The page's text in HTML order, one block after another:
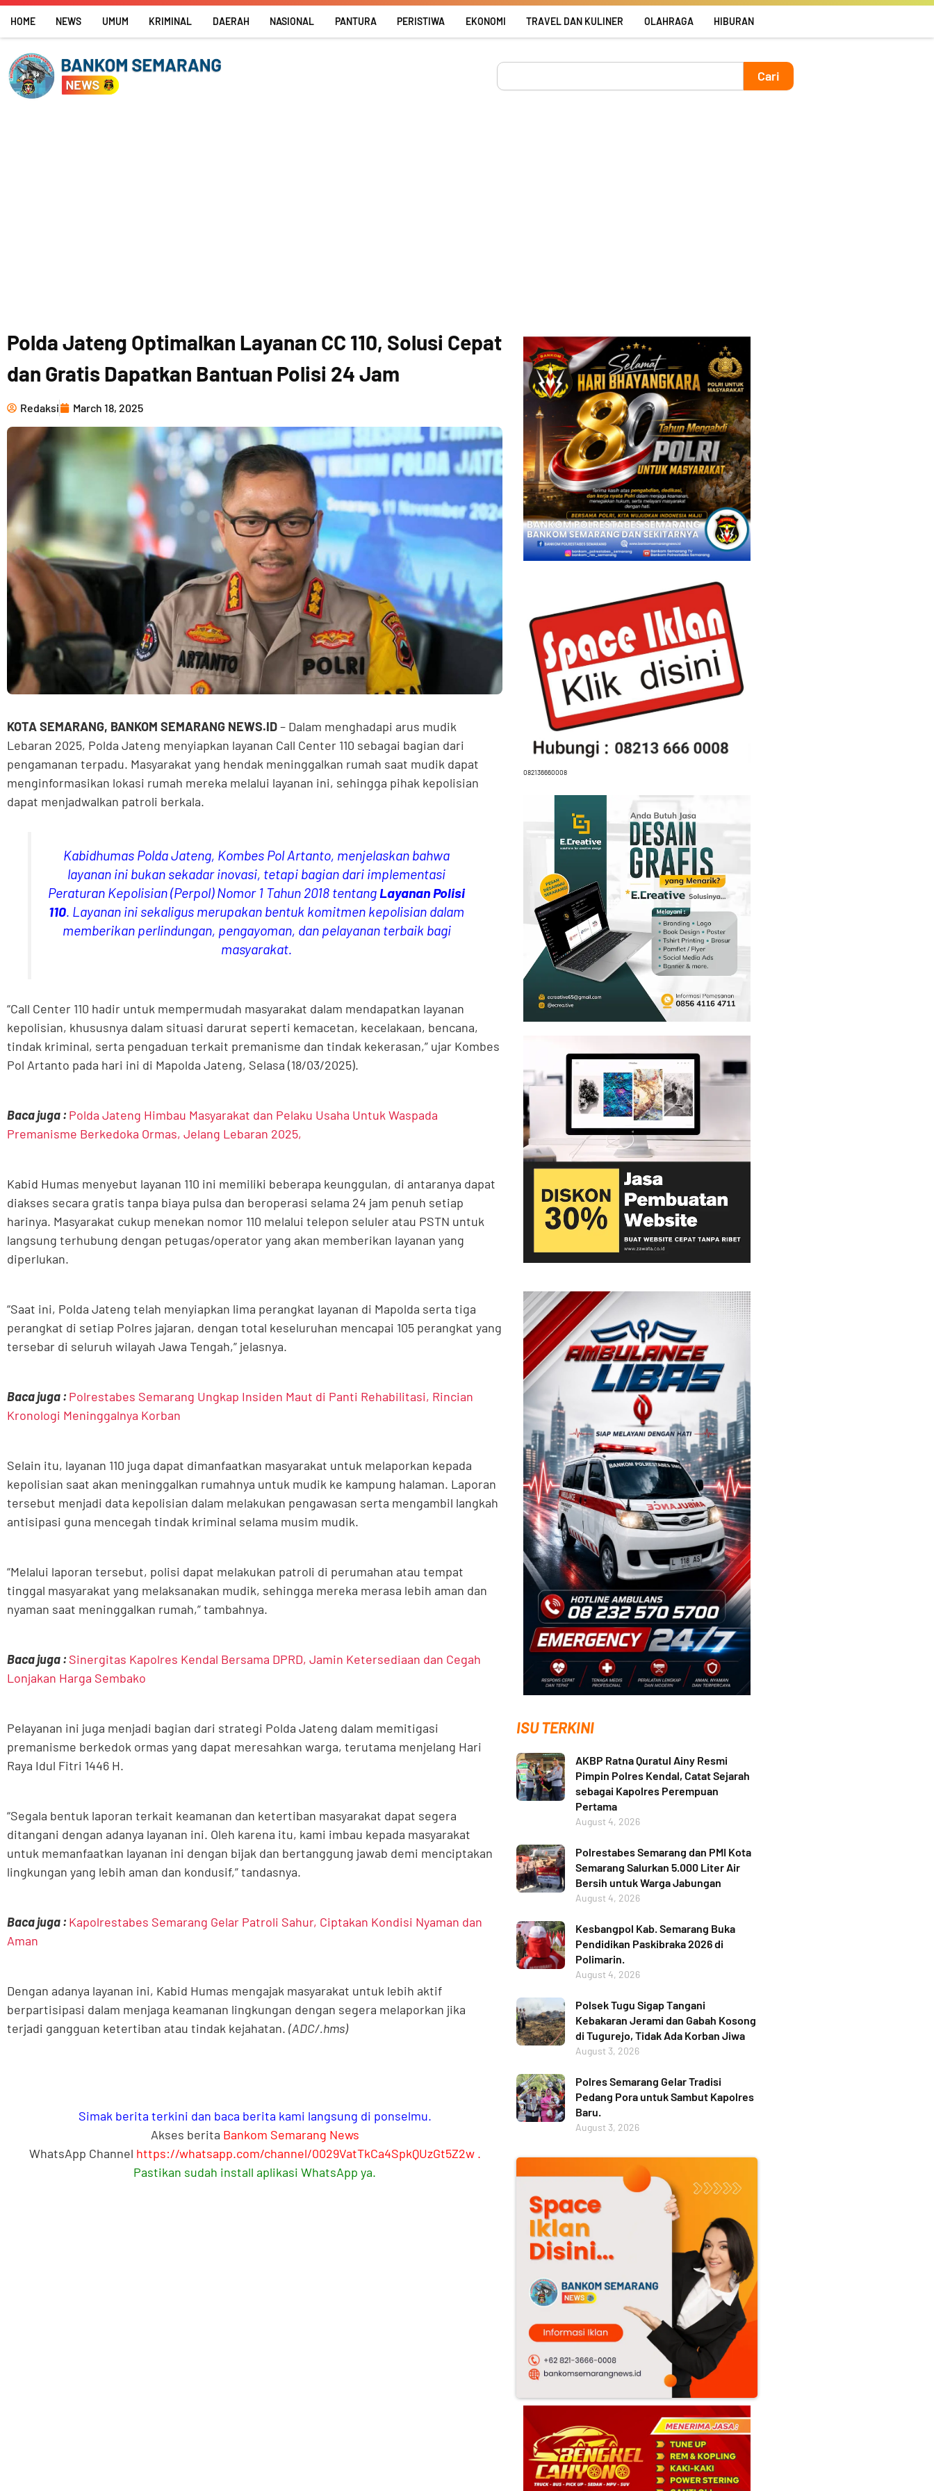
Skip
content
HOME NEWS UMUM KRIMINAL DAERAH NASIONAL PANTURA PERISTIWA EKONOMI TRAVEL DAN KULINER OLAHRAGA HIBURAN
Search
Cari
Polda Jateng Optimalkan Layanan CC 110, Solusi Cepat
dan Gratis Dapatkan Bantuan Polisi 24 Jam
Redaksi March 18, 2025
KOTA SEMARANG, BANKOM SEMARANG NEWS.ID– Dalam menghadapi arus mudik
Lebaran 2025, Polda Jateng menyiapkan layanan Call Center 110 sebagai bagian dari
pengamanan terpadu. Masyarakat yang hendak meninggalkan rumah saat mudik dapat
menginformasikan lokasi rumah mereka melalui layanan ini, sehingga pihak kepolisian
dapat menjadwalkan patroli berkala.
Kabidhumas Polda Jateng, Kombes Pol Artanto, menjelaskan bahwa
layanan ini bukan sekadar inovasi, tetapi bagian dari implementasi
Peraturan Kepolisian (Perpol) Nomor 1 Tahun 2018 tentang Layanan Polisi
110 . Layanan ini sekaligus merupakan bentuk komitmen kepolisian dalam
memberikan perlindungan, pengayoman, dan pelayanan terbaik bagi
masyarakat.
“Call Center 110 hadir untuk mempermudah masyarakat dalam mendapatkan layanan
kepolisian, khususnya dalam situasi darurat seperti kemacetan, kecelakaan, bencana,
tindak kriminal, serta pengaduan terkait premanisme dan tindak kekerasan,” ujar Kombes
Pol Artanto pada hari ini di Mapolda Jateng, Selasa (18/03/2025).
Baca juga : Polda Jateng Himbau Masyarakat dan Pelaku Usaha Untuk Waspada
Premanisme Berkedoka Ormas, Jelang Lebaran 2025,
Kabid Humas menyebut layanan 110 ini memiliki beberapa keunggulan, di antaranya dapat
diakses secara gratis tanpa biaya pulsa dan beroperasi selama 24 jam penuh setiap
harinya. Masyarakat cukup menekan nomor 110 melalui telepon seluler atau PSTN untuk
langsung terhubung dengan petugas/operator yang akan memberikan layanan yang
diperlukan.
“Saat ini, Polda Jateng telah menyiapkan lima perangkat layanan di Mapolda serta tiga
perangkat di setiap Polres jajaran, dengan total keseluruhan mencapai 105 perangkat yang
tersebar di seluruh wilayah Jawa Tengah,” jelasnya.
Baca juga : Polrestabes Semarang Ungkap Insiden Maut di Panti Rehabilitasi, Rincian
Kronologi Meninggalnya Korban
Selain itu, layanan 110 juga dapat dimanfaatkan masyarakat untuk melaporkan kepada
kepolisian saat akan meninggalkan rumahnya untuk mudik ke kampung halaman. Laporan
tersebut menjadi data kepolisian dalam melakukan pengawasan serta mengambil langkah
antisipasi guna mencegah tindak kriminal selama musim mudik.
“Melalui laporan tersebut, polisi dapat melakukan patroli di perumahan atau tempat
tinggal masyarakat yang melaksanakan mudik, sehingga mereka merasa lebih aman dan
nyaman saat meninggalkan rumah,” tambahnya.
Baca juga : Sinergitas Kapolres Kendal Bersama DPRD, Jamin Ketersediaan dan Cegah
Lonjakan Harga Sembako
Pelayanan ini juga menjadi bagian dari strategi Polda Jateng dalam memitigasi
premanisme berkedok ormas yang dapat meresahkan warga, terutama menjelang Hari
Raya Idul Fitri 1446 H.
“Segala bentuk laporan terkait keamanan dan ketertiban masyarakat dapat segera
ditangani dengan adanya layanan ini. Oleh karena itu, kami imbau kepada masyarakat
untuk memanfaatkan layanan ini dengan bijak dan bertanggung jawab demi menciptakan
lingkungan yang lebih aman dan kondusif,” tandasnya.
Baca juga : Kapolrestabes Semarang Gelar Patroli Sahur, Ciptakan Kondisi Nyaman dan
Aman
Dengan adanya layanan ini, Kabid Humas mengajak masyarakat untuk lebih aktif
berpartisipasi dalam menjaga keamanan lingkungan dengan segera melaporkan jika
terjadi gangguan ketertiban atau tindak kejahatan. (ADC/.hms)
Simak berita terkini dan baca berita kami langsung di ponselmu.
Akses berita Bankom Semarang News
WhatsApp Channel https://whatsapp.com/channel/0029VatTkCa4SpkQUzGt5Z2w.
Pastikan sudah install aplikasi WhatsApp ya.
082136660008
ISU TERKINI
AKBP Ratna Quratul Ainy Resmi
Pimpin Polres Kendal, Catat Sejarah
sebagai Kapolres Perempuan
Pertama
August 4, 2026
Polrestabes Semarang dan PMI Kota
Semarang Salurkan 5.000 Liter Air
Bersih untuk Warga Jabungan
August 4, 2026
Kesbangpol Kab. Semarang Buka
Pendidikan Paskibraka 2026 di
Polimarin.
August 4, 2026
Polsek Tugu Sigap Tangani
Kebakaran Jerami dan Gabah Kosong
di Tugurejo, Tidak Ada Korban Jiwa
August 3, 2026
Polres Semarang Gelar Tradisi
Pedang Pora untuk Sambut Kapolres
Baru.
August 3, 2026